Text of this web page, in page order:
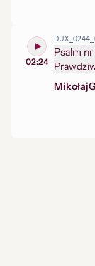
02:24
Psalm
Mikołaj